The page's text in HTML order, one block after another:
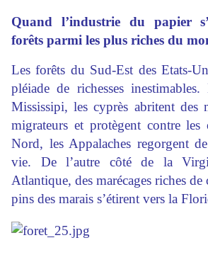
Quand l’industrie du papier
forêts parmi les plus riches du
Les forêts du Sud-Est des Etats-
pléiade de richesses
Mississipi, les cyprès abritent des
migrateurs et protègent contre les
Nord, les Appalaches regorgent
vie. De l’autre côté de la
Atlantique, des marécages riches de
pins des marais s’étirent vers la